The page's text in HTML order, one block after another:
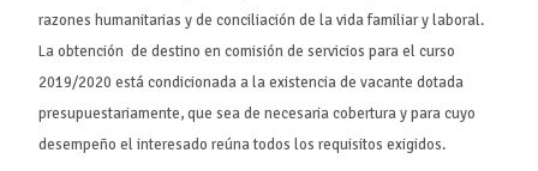
razones humanitarias y de conciliación de la vida familiar y laboral.
La obtención de destino en comisión de servicios para el curso
2019/2020 está condicionada a la existencia de vacante dotada
presupuestariamente, que sea de necesaria cobertura y para cuyo
desempeño el interesado reúna todos los requisitos exigidos.